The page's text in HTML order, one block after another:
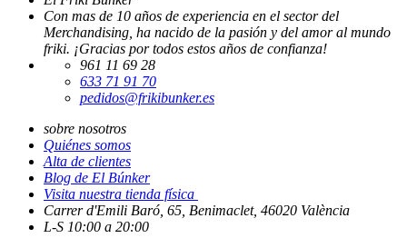
Con mas de 10 años de experiencia en el sector del
Merchandising, ha nacido de la pasión y del amor al mundo
friki. ¡Gracias por todos estos años de confianza!
961 11 69 28
633 71 91 70
pedidos@frikibunker.es
sobre nosotros
Quiénes somos
Alta de clientes
Blog de El Búnker
Visita nuestra tienda física
Carrer d'Emili Baró, 65, Benimaclet, 46020 València
L-S 10:00 a 20:00